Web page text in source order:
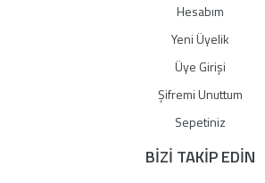
Hesabım
Yeni Üyelik
Üye Girişi
Şifremi Unuttum
Sepetiniz
BİZİ TAKİP EDİN